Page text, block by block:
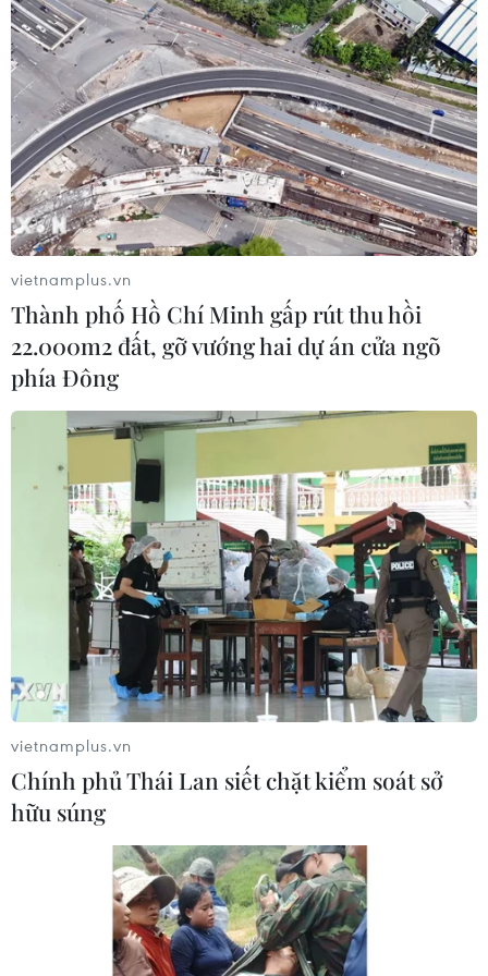
vietnamplus.vn
Thành phố Hồ Chí Minh gấp rút thu hồi
22.000m2 đất, gỡ vướng hai dự án cửa ngõ
phía Đông
vietnamplus.vn
Chính phủ Thái Lan siết chặt kiểm soát sở
hữu súng